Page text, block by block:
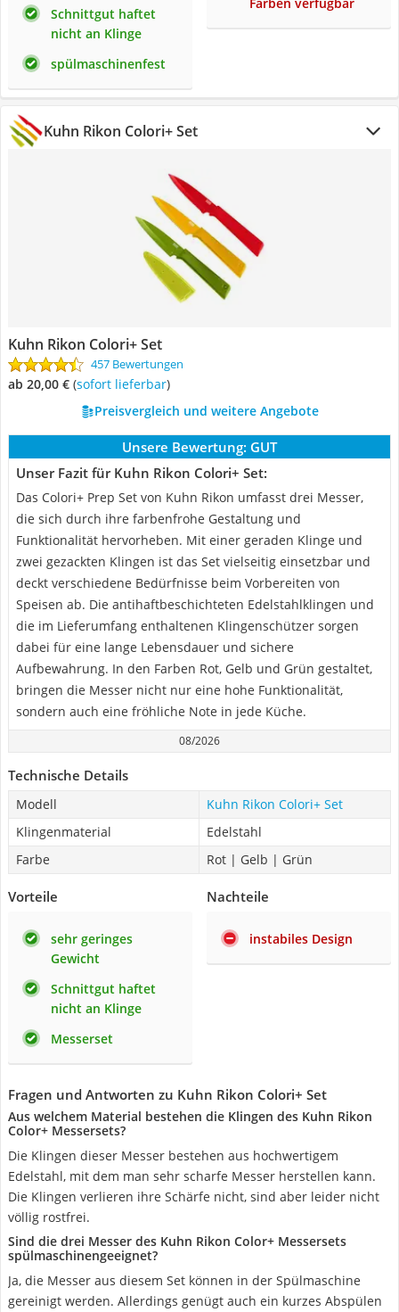
Schnittgut haftet
nicht an Klinge
spülmaschinenfest
Kuhn Rikon Colori+ Set
Kuhn Rikon Colori+ Set
457 Bewertungen
ab 20,00 € ( Sofort lieferbar)
Preisvergleich und weitere Angebote
Unsere Bewertung: GUT
Unser Fazit für Kuhn Rikon Colori+ Set:
Das Colori+ Prep Set von Kuhn Rikon umfasst drei Messer,
die sich durch ihre farbenfrohe Gestaltung und
Funktionalität hervorheben. Mit einer geraden Klinge und
zwei gezackten Klingen ist das Set vielseitig einsetzbar und
deckt verschiedene Bedürfnisse beim Vorbereiten von
Speisen ab. Die antihaftbeschichteten Edelstahlklingen und
die im Lieferumfang enthaltenen Klingenschützer sorgen
dabei für eine lange Lebensdauer und sichere
Aufbewahrung. In den Farben Rot, Gelb und Grün gestaltet,
bringen die Messer nicht nur eine hohe Funktionalität,
sondern auch eine fröhliche Note in jede Küche.
08/2026
Technische Details
Modell
Kuhn Rikon Colori+ Set
Klingenmaterial
Edelstahl
Farbe
Rot | Gelb | Grün
Vorteile
sehr geringes
Gewicht
Schnittgut haftet
nicht an Klinge
Messerset
Nachteile
instabiles Design
Fragen und Antworten zu Kuhn Rikon Colori+ Set
Aus welchem Material bestehen die Klingen des Kuhn Rikon
Color+ Messersets?
Die Klingen dieser Messer bestehen aus hochwertigem
Edelstahl, mit dem man sehr scharfe Messer herstellen kann.
Die Klingen verlieren ihre Schärfe nicht, sind aber leider nicht
völlig rostfrei.
Sind die drei Messer des Kuhn Rikon Color+ Messersets
spülmaschinengeeignet?
Ja, die Messer aus diesem Set können in der Spülmaschine
gereinigt werden. Allerdings genügt auch ein kurzes Abspülen